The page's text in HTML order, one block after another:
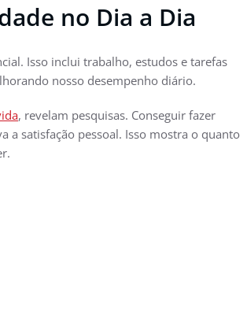
no Dia a Dia
Isso inclui trabalho, estudos e tarefas
nosso desempenho diário.
, revelam pesquisas. Conseguir fazer
a satisfação pessoal. Isso mostra o quanto